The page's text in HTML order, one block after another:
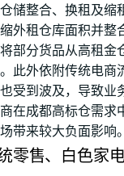
储整合、换租及缩
外租仓库面积并整
部分货品从高租金
此外依附传统电商
受到波及，导致业
在成都高标仓需求
带来较大负面影响。
零售、白色家